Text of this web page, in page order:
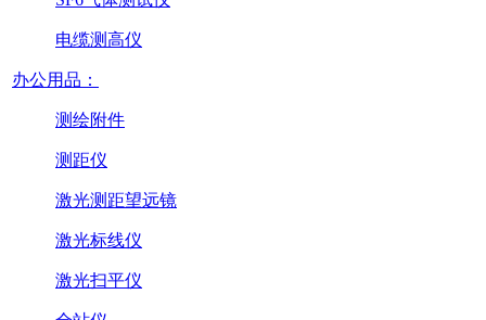
电缆测高仪
办公用品：
测绘附件
测距仪
激光测距望远镜
激光标线仪
激光扫平仪